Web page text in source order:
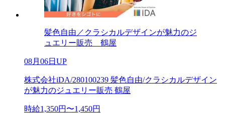
髪色自由／クラシカルデザインが魅力のジ
ュエリー販売 鶴屋
08月06日UP
株式会社iDA/280100239 髪色自由/クラシカルデザイン
が魅力のジュエリー販売 鶴屋
時給1,350円〜1,450円